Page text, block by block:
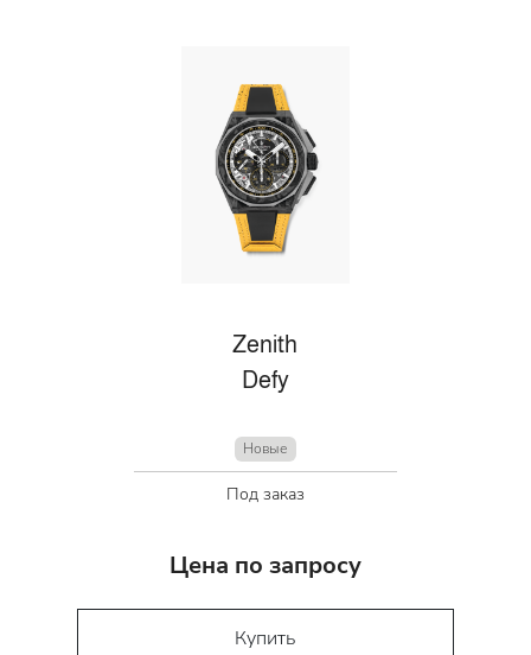
Zenith
Defy
Новые
Под заказ
Цена по запросу
Купить